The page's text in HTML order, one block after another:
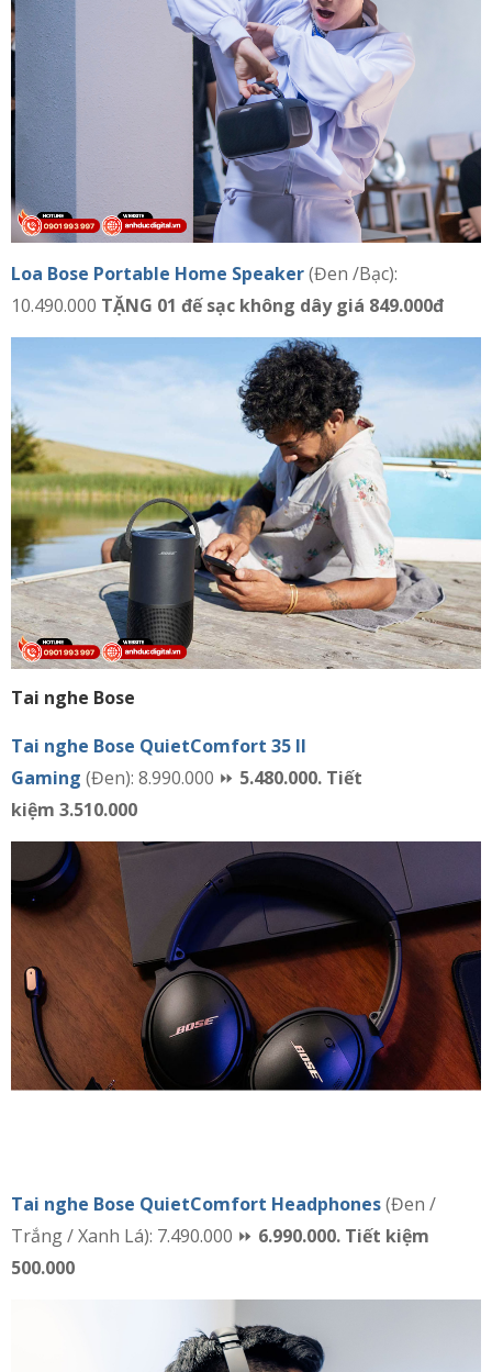
Loa Bose Portable Home Speaker(Đen /Bạc):
10.490.000 TẶNG 01 đế sạc không dây giá 849.000đ
Tai nghe Bose
Tai nghe Bose QuietComfort 35 II
Gaming (Đen): 8.990.000 ⏩ 5.480.000. Tiết
kiệm 3.510.000
Tai nghe Bose QuietComfort Headphones(Đen /
Trắng / Xanh Lá): 7.490.000 ⏩ 6.990.000. Tiết kiệm
500.000